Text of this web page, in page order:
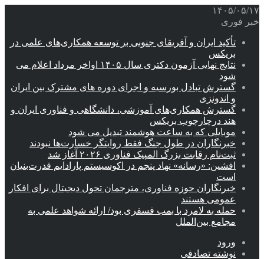
۱۴۰۵/۰۵/۱۷
خبر فوری
تأکید ایران و آفریقای جنوبی بر توسعه همکاری‌های علمی در
بریکس
نتایج نهایی آزمون دکتری سال ۱۴۰۵ اواخر مرداد اعلام می
شود
گسترش تبادل بورسیه و اجرای دوره های مشترک بین ایران
و اندونزی
گسترش همکاری‌های آموزشی، دانشگاهی و فناوری ایران و
هند درچارچوب بریکس
موبایلی که به ساعت هوشمند تبدیل می شود
خبرنگاران در طول جنگ فقط روایتگر خسارت‌ها نبودند
ثبت‌نام رقابت بزرگ المپیک فناوری ۲۰۲۶ آغاز شد
افشین: «رسانه» نهاد پنجم در اکوسیستم پارادایم قدرت‌بنیان
است
خبرنگاران حوزه فناوری، مترجمان تحول دیجیتال برای افکار
عمومی هستند
حمله به لامرد با بمب فسفری بود/ ارائه شواهد علمی به
مجامع بین‌الملل
ورود
نوشته تصادفی